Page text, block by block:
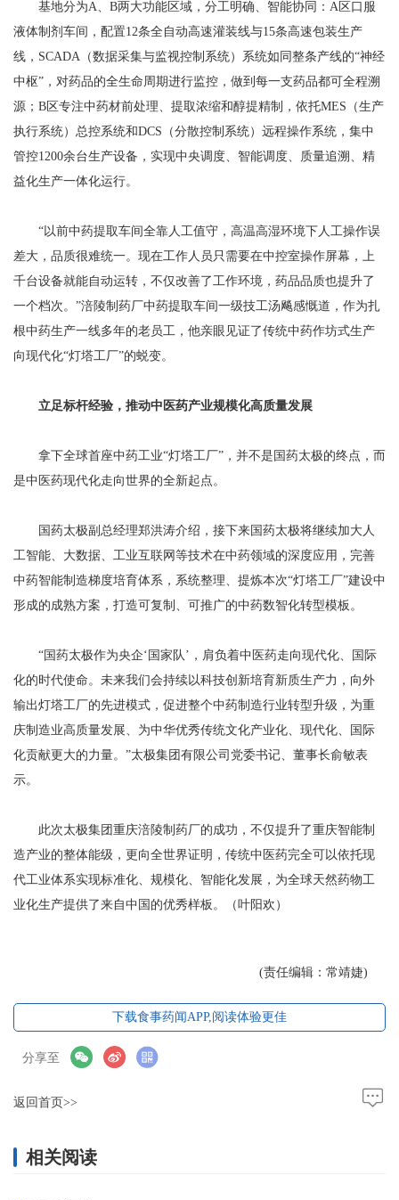
基地分为A、B两大功能区域，分工明确、智能协同：A区口服
液体制剂车间，配置12条全自动高速灌装线与15条高速包装生产
线，SCADA（数据采集与监视控制系统）系统如同整条产线的“神经
中枢”，对药品的全生命周期进行监控，做到每一支药品都可全程溯
源；B区专注中药材前处理、提取浓缩和醇提精制，依托MES（生产
执行系统）总控系统和DCS（分散控制系统）远程操作系统，集中
管控1200余台生产设备，实现中央调度、智能调度、质量追溯、精
益化生产一体化运行。
“以前中药提取车间全靠人工值守，高温高湿环境下人工操作误
差大，品质很难统一。现在工作人员只需要在中控室操作屏幕，上
千台设备就能自动运转，不仅改善了工作环境，药品品质也提升了
一个档次。”涪陵制药厂中药提取车间一级技工汤飚感慨道，作为扎
根中药生产一线多年的老员工，他亲眼见证了传统中药作坊式生产
向现代化“灯塔工厂”的蜕变。
立足标杆经验，推动中医药产业规模化高质量发展
拿下全球首座中药工业“灯塔工厂”，并不是国药太极的终点，而
是中医药现代化走向世界的全新起点。
国药太极副总经理郑洪涛介绍，接下来国药太极将继续加大人
工智能、大数据、工业互联网等技术在中药领域的深度应用，完善
中药智能制造梯度培育体系，系统整理、提炼本次“灯塔工厂”建设中
形成的成熟方案，打造可复制、可推广的中药数智化转型模板。
“国药太极作为央企‘国家队’，肩负着中医药走向现代化、国际
化的时代使命。未来我们会持续以科技创新培育新质生产力，向外
输出灯塔工厂的先进模式，促进整个中药制造行业转型升级，为重
庆制造业高质量发展、为中华优秀传统文化产业化、现代化、国际
化贡献更大的力量。”太极集团有限公司党委书记、董事长俞敏表
示。
此次太极集团重庆涪陵制药厂的成功，不仅提升了重庆智能制
造产业的整体能级，更向全世界证明，传统中医药完全可以依托现
代工业体系实现标准化、规模化、智能化发展，为全球天然药物工
业化生产提供了来自中国的优秀样板。（叶阳欢）
(责任编辑：常靖婕)
下载食事药闻APP,阅读体验更佳
分享至
返回首页>>
相关阅读